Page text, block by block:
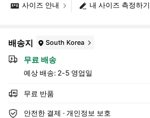
내 사이즈 측정하기
사이즈 안내
배송지 South Korea
무료 배송
예상 배송: 2-5 영업일
무료 반품
안전한 결제 · 개인정보 보호